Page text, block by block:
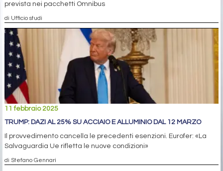
prevista nei pacchetti Omnibus
di Ufficio studi
11 febbraio 2025
TRUMP: DAZI AL 25% SU ACCIAIO E ALLUMINIO DAL 12 MARZO
Il provvedimento cancella le precedenti esenzioni. Eurofer: «La
Salvaguardia Ue rifletta le nuove condizioni»
di Stefano Gennari